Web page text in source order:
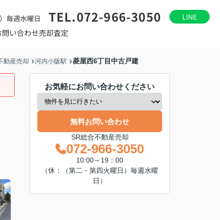
毎週水曜日 TEL.072-966-3050 LINE
問い合わせ売却査定
動産売却 河内小阪駅 菱屋西6丁目中古戸建
お気軽にお問い合わせください
無料お問い合わせ
SR総合不動産売却
072-966-3050
10:00～19：00
（休：（第二・第四火曜日）毎週水曜
日）